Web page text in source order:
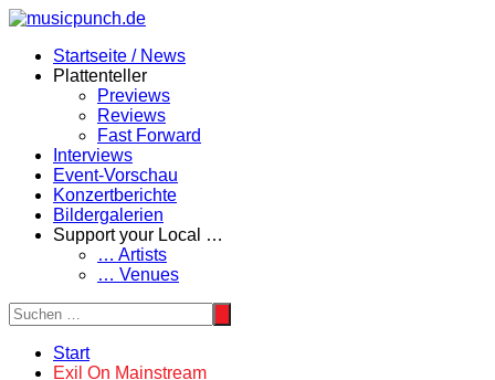
Zum
springenStartseite / News
Plattenteller
Previews
Reviews
Fast Forward
Interviews
Event-Vorschau
Konzertberichte
Bildergalerien
Support your Local …
… Artists
… Venues
Start
Exil On Mainstream